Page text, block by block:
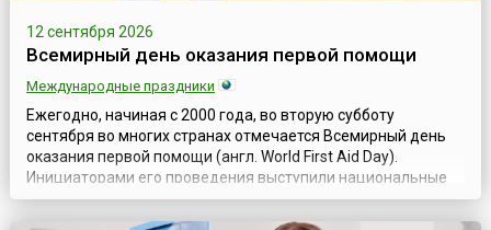
12 сентября 2026
Всемирный день оказания первой помощи
Международные праздники
Ежегодно, начиная с 2000 года, во вторую субботу
сентября во многих странах отмечается Всемирный день
оказания первой помощи (англ. World First Aid Day).
Инициаторами его проведения выступили национальные
организации – члены Международного движения Красного
Креста и Красного Полумесяца.Цель оказания первой